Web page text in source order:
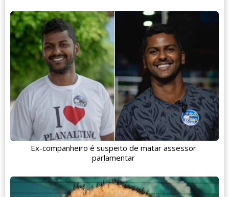
Ex-companheiro é suspeito de matar assessor
parlamentar